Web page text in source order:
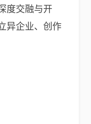
度交融与开
异企业、创作